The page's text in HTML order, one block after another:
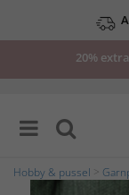
20%
Hobby & pussel